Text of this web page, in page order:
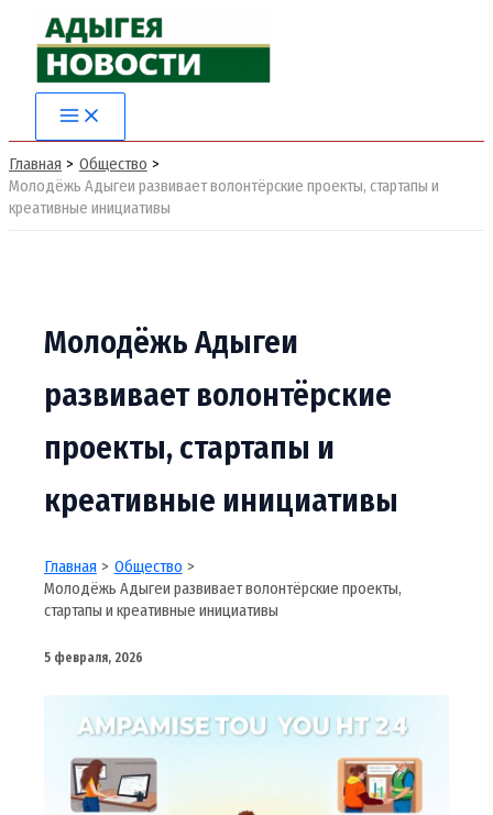
Перейти
содержимому
Главная
Общество
Молодёжь Адыгеи развивает волонтёрские проекты, стартапы и
креативные инициативы
Молодёжь Адыгеи
развивает волонтёрские
проекты, стартапы и
креативные инициативы
Главная
Общество
Молодёжь Адыгеи развивает волонтёрские проекты,
стартапы и креативные инициативы
5 февраля, 2026